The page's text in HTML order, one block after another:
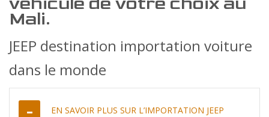
Mali.
JEEP destination importation voiture
dans le monde
EN SAVOIR PLUS SUR L’IMPORTATION JEEP